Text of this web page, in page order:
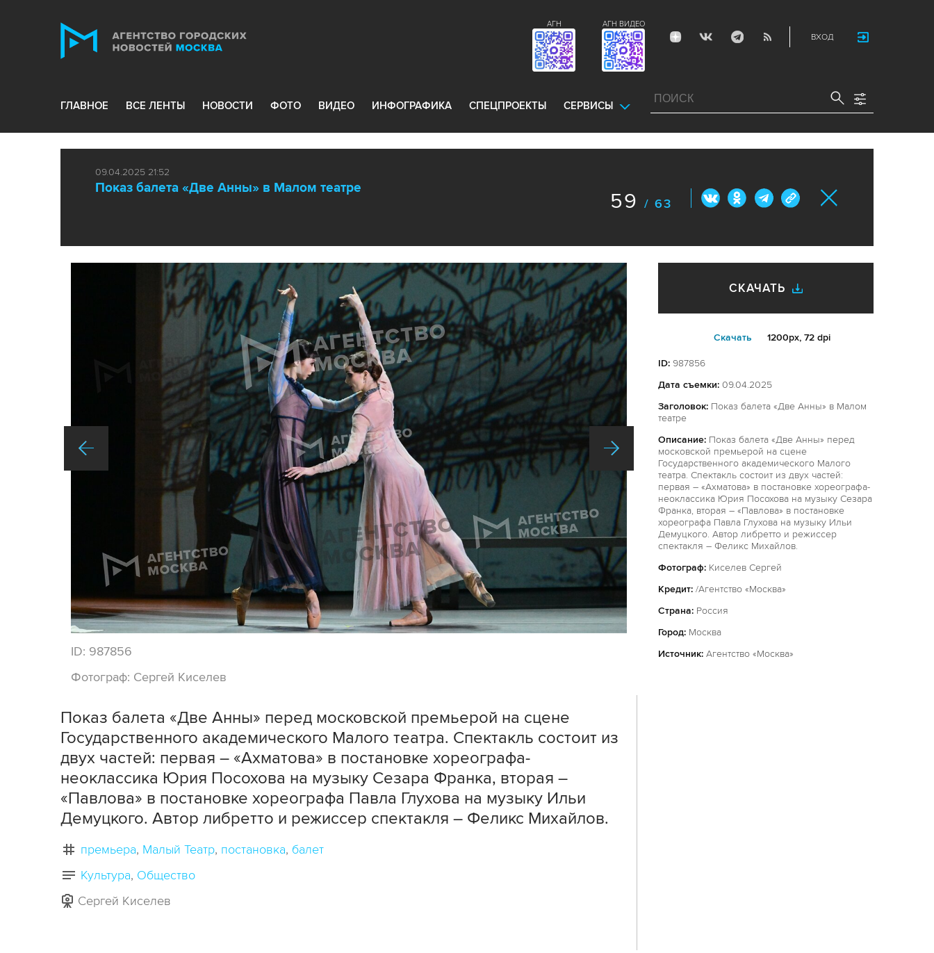
ВХОД
АГН ВИДЕО
АГН
ГЛАВНОЕ ВСЕ ЛЕНТЫ НОВОСТИ ФОТО ВИДЕО ИНФОГРАФИКА СПЕЦПРОЕКТЫ СЕРВИСЫ
09.04.2025 21:52
Показ балета «Две Анны» в Малом театре
59 / 63
ID: 987856
Фотограф: Сергей Киселев
СКАЧАТЬ
Cкачать 1200px, 72 dpi
ID: 987856
Дата съемки: 09.04.2025
Заголовок: Показ балета «Две Анны» в Малом
театре
Описание: Показ балета «Две Анны» перед
московской премьерой на сцене
Государственного академического Малого
театра. Спектакль состоит из двух частей:
первая – «Ахматова» в постановке хореографа-
неоклассика Юрия Посохова на музыку Сезара
Франка, вторая – «Павлова» в постановке
хореографа Павла Глухова на музыку Ильи
Демуцкого. Автор либретто и режиссер
спектакля – Феликс Михайлов.
Фотограф: Киселев Сергей
Кредит: /Агентство «Москва»
Страна: Россия
Город: Москва
Источник: Агентство «Москва»
Показ балета «Две Анны» перед московской премьерой на сцене
Государственного академического Малого театра. Спектакль состоит из
двух частей: первая – «Ахматова» в постановке хореографа-
неоклассика Юрия Посохова на музыку Сезара Франка, вторая –
«Павлова» в постановке хореографа Павла Глухова на музыку Ильи
Демуцкого. Автор либретто и режиссер спектакля – Феликс Михайлов.
премьера Малый Театр постановка балет
Культура Общество
Сергей Киселев